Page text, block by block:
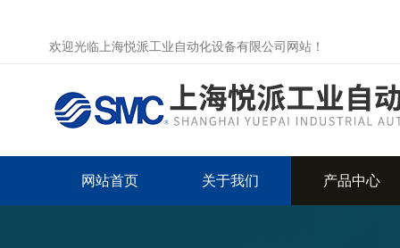
欢迎光临上海悦派工业自动化设备有限公司网站！
网站首页 关于我们 产品中心